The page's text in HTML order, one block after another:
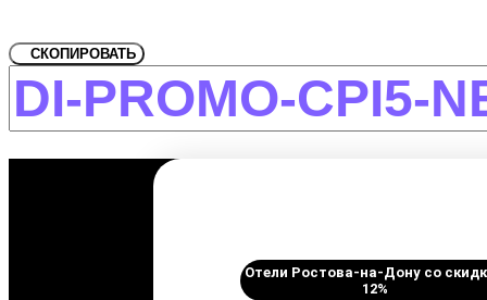
СКОПИРОВАТЬ
Отели Ростова-на-Дону со
12%